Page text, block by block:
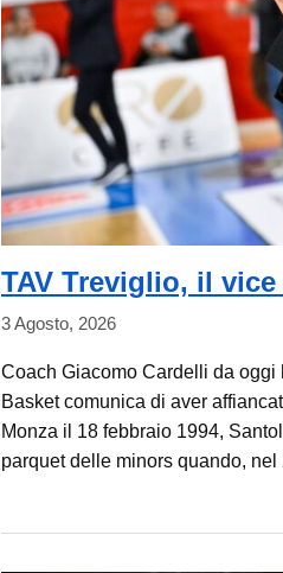
TAV Treviglio, il
3 Agosto, 2026
Coach Giacomo Cardelli da
Basket comunica di aver
Monza il 18 febbraio 1994,
parquet delle minors quando,